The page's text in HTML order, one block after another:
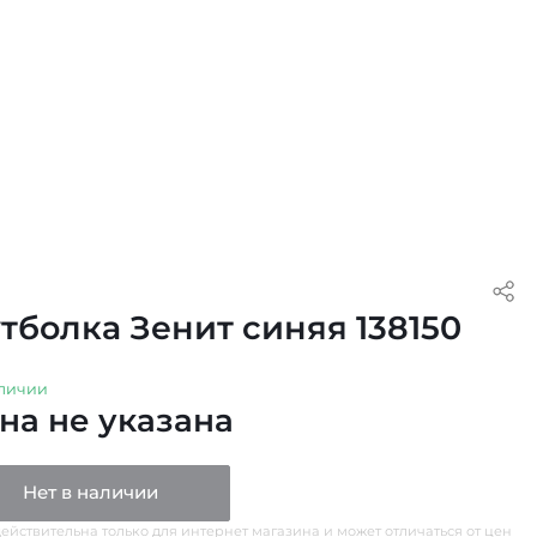
Зенит синяя 138150
не указана
Нет в наличии
только для интернет магазина и может отличаться от цен